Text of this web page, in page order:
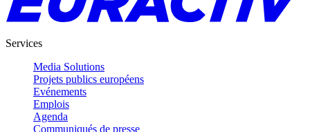
Services
Media Solutions
Projets publics européens
Evénements
Emplois
Agenda
Communiqués de presse